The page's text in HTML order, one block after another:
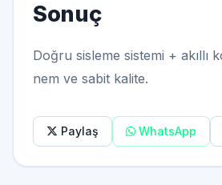
Sonuç
Doğru sisleme sistemi + akıllı
nem ve sabit kalite.
Paylaş WhatsApp